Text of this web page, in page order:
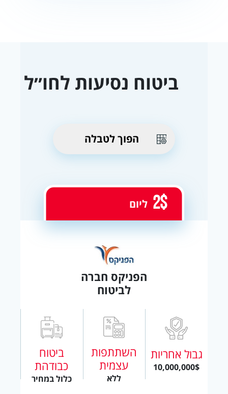
הפוך לטבלה
ביטוח נסיעות לחו״ל
הפניקס חברה
לביטוח
גבול אחריות
10,000,000$
השתתפות
עצמית
ללא
ביטוח
כבודהת
כלול במחיר
2$ ליום